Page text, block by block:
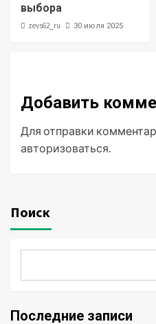
выбора
zevs62_ru 30 июля 2025
Добавить
Для отправки
авторизоваться
Поиск
Последние записи